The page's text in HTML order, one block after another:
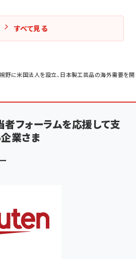
野に米国法人を設立、日本製工芸品の海外需要を開
すべて見る
者フォーラムを応援して支
業さま